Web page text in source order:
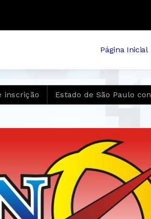
Página Inicial
Estado de São Paulo